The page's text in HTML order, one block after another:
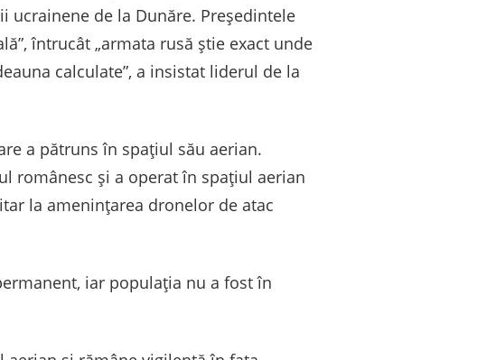
de la Dunăre. Președintele
întrucât „armata rusă știe exact unde
calculate”, a insistat liderul de la
a pătruns în spațiul său aerian.
românesc și a operat în spațiul aerian
la amenințarea dronelor de atac
iar populația nu a fost în